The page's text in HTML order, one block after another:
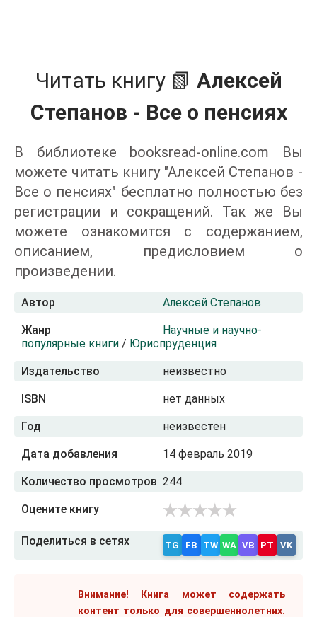
Читать книгу 📗 Алексей
Степанов - Все о пенсиях
В библиотеке booksread-online.com Вы
можете читать книгу "Алексей Степанов -
Все о пенсиях" бесплатно полностью без
регистрации и сокращений. Так же Вы
можете ознакомится с содержанием,
описанием, предисловием о
произведении.
Автор Алексей Степанов
Жанр
Научные и научно-
популярные книги / Юриспруденция
Издательство неизвестно
ISBN нет данных
Год неизвестен
Дата добавления 14 февраль 2019
Количество просмотров 244
Оцените книгу
Поделиться в сетях TG FB TW WA VB PT VK
Внимание! Книга может содержать
контент только для совершеннолетних.